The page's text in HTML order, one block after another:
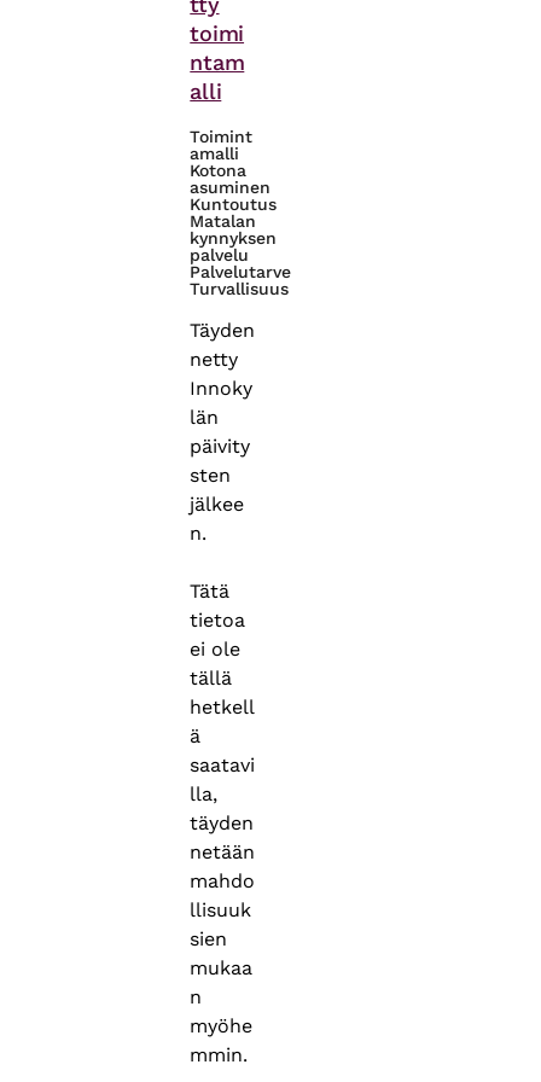
toimi
ntam
alli
Toimint
amalli
Kotona
asuminen
Kuntoutus
Matalan
kynnyksen
palvelu
Palvelutarve
Turvallisuus
Täyden
netty
Innoky
län
päivity
sten
jälkee
n.
Tätä
tietoa
ei ole
tällä
hetkell
ä
saatavi
lla,
täyden
netään
mahdo
llisuuk
sien
mukaa
n
myöhe
mmin.